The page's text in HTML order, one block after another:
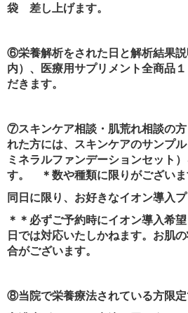
袋
差し上げます。
⑥栄養解析をされた日と解析結果説
内）、
医療用サプリメント全商品
だきます。
⑦スキンケア相談・肌荒れ相談の
れた方には、
スキンケアのサンプ
ミネラルファンデーションセット
す。 ＊数や種類に限りがございま
同日に限り、お好きなイオン導入
＊＊必ずご予約時にイオン導入希
日では対応いたしかねます。お肌
合がございます。
⑧当院で栄養療法されている方限定